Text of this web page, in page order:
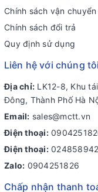
Chính sách vận chuyển
Chính sách đổi trả
Quy định sử dụng
Liên hệ với chúng tôi
Địa chỉ: LK12-8, Khu
Đông, Thành Phố Hà
Email: sales@mctt.vn
Điện thoại:
Điện thoại:
Zalo: 0904251826
Chấp nhận thanh